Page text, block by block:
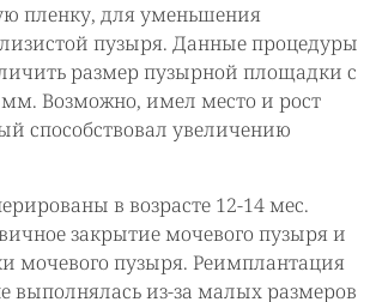
пленку, для уменьшения
пузыря. Данные процедуры
размер пузырной площадки с
Возможно, имел место и рост
способствовал увеличению
в возрасте 12-14 мес.
закрытие мочевого пузыря и
мочевого пузыря. Реимплантация
выполнялась из-за малых размеров